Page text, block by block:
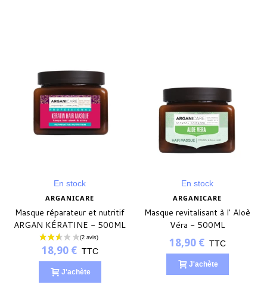
En stock
ARGANICARE
Masque réparateur et nutritif
ARGAN KÉRATINE - 500ML
- ARGANICARE
18,90 € TTC
J'achète
En stock
ARGANICARE
Masque revitalisant à l' Aloè
Véra - 500ML
18,90 € TTC
J'achète